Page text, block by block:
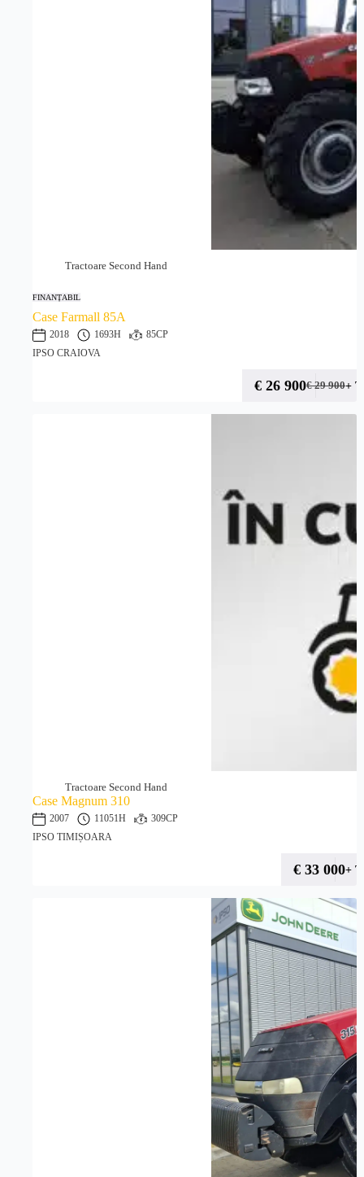
Tractoare Second Hand
FINANȚABIL
Case Farmall 85A
2018 1693H
85CP
IPSO CRAIOVA
€29 900
€ 26 900 +
Tractoare Second Hand
Case Magnum 310
2007 11051H
309CP
IPSO TIMIȘOARA
€ 33 000+